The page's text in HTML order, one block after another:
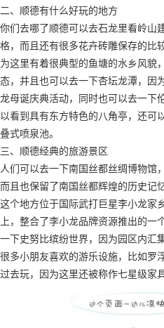
二、顺德有什么好玩的地方
你们去哪了顺德可以去石龙里看岭山
格，而且还有很多花卉砖雕保存的比
为这里有着很典型的鱼塘的水乡风貌
态，并且也可以去一下杏坛龙潭，因
龙母诞庆典活动，同时也可以去一下
以看到具有东方特色的八角亭，还可
叠式喷泉池。
三、顺德经典的旅游景区
人们可以去一下南国丝都丝绸博物馆
而且也保留了南国丝都辉煌的历史记
这个地方位于国际武打巨星李小龙家
上，整合了李小龙品牌资源推出的
一下史努比缤纷世界，因为园区内汇
很多小朋友喜欢的游乐设施，比如罗
过去玩，因为这里还被称作七星级家